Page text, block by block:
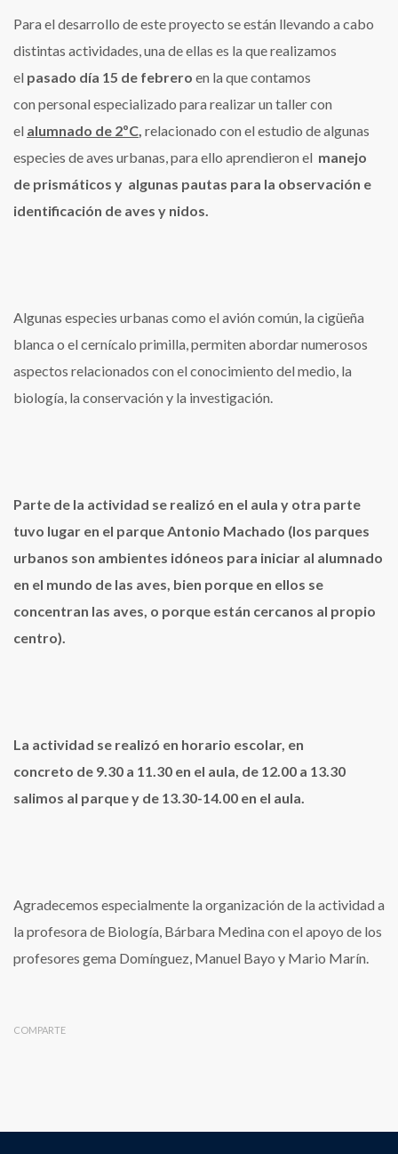
Para el desarrollo de este proyecto se están llevando a cabo
distintas actividades, una de ellas es la que realizamos
el pasado día 15 de febrero en la que contamos
con personal especializado para realizar un taller con
el alumnado de 2ºC relacionado con el estudio de algunas
especies de aves urbanas, para ello aprendieron el manejo
de prismáticos y algunas pautas para la observación e
identificación de aves y nidos.
Algunas especies urbanas como el avión común, la cigüeña
blanca o el cernícalo primilla, permiten abordar numerosos
aspectos relacionados con el conocimiento del medio, la
biología, la conservación y la investigación.
Parte de la actividad se realizó en el aula y otra parte
tuvo lugar en el parque Antonio Machado (los parques
urbanos son ambientes idóneos para iniciar al alumnado
en el mundo de las aves, bien porque en ellos se
concentran las aves, o porque están cercanos al propio
centro).
La actividad se realizó en horario escolar, en
concreto de 9.30 a 11.30 en el aula, de 12.00 a 13.30
salimos al parque y de 13.30-14.00 en el aula.
Agradecemos especialmente la organización de la actividad a
la profesora de Biología, Bárbara Medina con el apoyo de los
profesores gema Domínguez, Manuel Bayo y Mario Marín.
COMPARTE